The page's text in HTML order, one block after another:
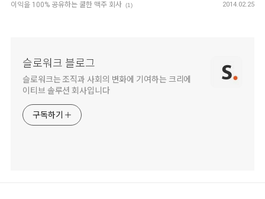
이익을 100% 공유하는 쿨한 맥주 회사 (1) 2014.02.25
슬로워크 블로그
슬로워크는 조직과 사회의 변화에 기여하는 크리에
이티브 솔루션 회사입니다
구독하기